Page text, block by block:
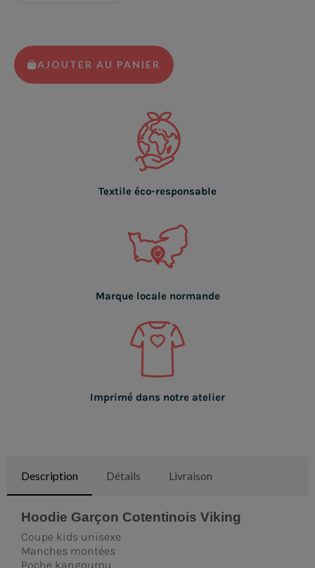
AJOUTER AU PANIER
Textile éco-responsable
Marque locale normande
Imprimé dans notre atelier
Description Détails Livraison
Hoodie Garçon Cotentinois Viking
Coupe kids unisexe
Manches montées
Poche kangourou